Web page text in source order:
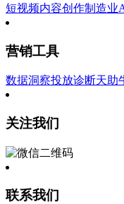
短视频内容创作制造业
营销工具
数据洞察投放诊断天助
关注我们
联系我们